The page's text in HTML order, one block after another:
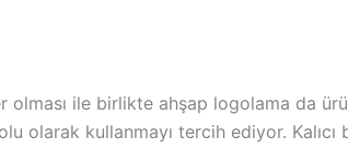
olması ile birlikte ahşap logolama da
olarak kullanmayı tercih ediyor.